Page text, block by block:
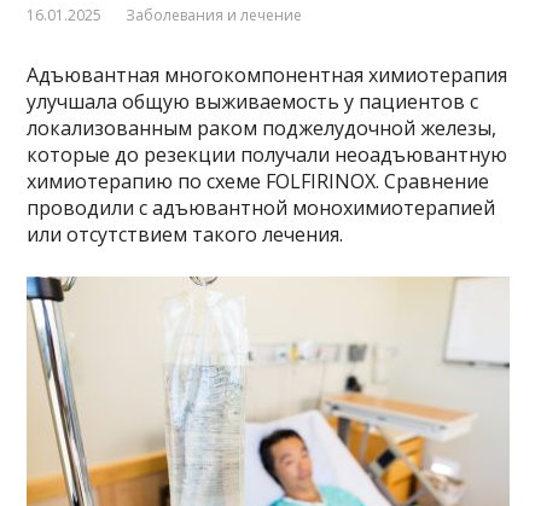
16.01.2025 Заболевания и лечение
Адъювантная многокомпонентная химиотерапия
улучшала общую выживаемость у пациентов с
локализованным раком поджелудочной железы,
которые до резекции получали неоадъювантную
химиотерапию по схеме FOLFIRINOX. Сравнение
проводили с адъювантной монохимиотерапией
или отсутствием такого лечения.